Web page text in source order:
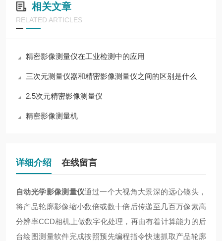
相关文章
RELATED ARTICLES
精密影像测量仪在工业检测中的应用
三次元测量仪器和精密影像测量仪之间的区别是什么
2.5次元精密影像测量仪
精密影像测量机
详细介绍 在线留言
自动光学影像测量仪通过一个大视角大景深的远心镜头，
将产品轮廓影像缩小数倍或数十倍后传递至几百万像素高
分辨率CCD相机上做数字化处理，再由有着计算能力的后
台绘图测量软件完成按照预先编程指令快速抓取产品轮廓